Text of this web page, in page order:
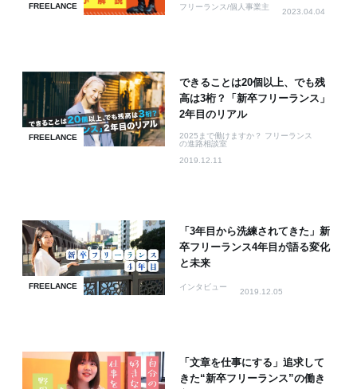
FREELANCE フリーランス/個人事業主
2023.04.04
FREELANCE
できることは20個以上、でも残
高は3桁？「新卒フリーランス」
2年目のリアル
2025まで働けますか？ フリーランス
の進路相談室
2019.12.11
FREELANCE
「3年目から洗練されてきた」新
卒フリーランス4年目が語る変化
と未来
インタビュー
2019.12.05
「文章を仕事にする」追求して
きた“新卒フリーランス”の働き